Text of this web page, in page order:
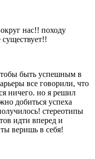
нас!! походу
быть успешным в
все говорили, что
ничего. но я решил
добиться успеха
стереотипы
идти вперед и
веришь в себя!